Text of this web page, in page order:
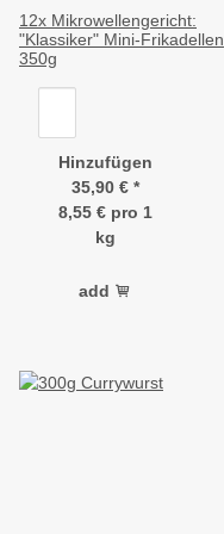
12x Mikrowellengericht:
"Klassiker" Mini-Frikadellen
350g
Hinzufügen
35,90 € *
8,55 € pro 1
kg
add